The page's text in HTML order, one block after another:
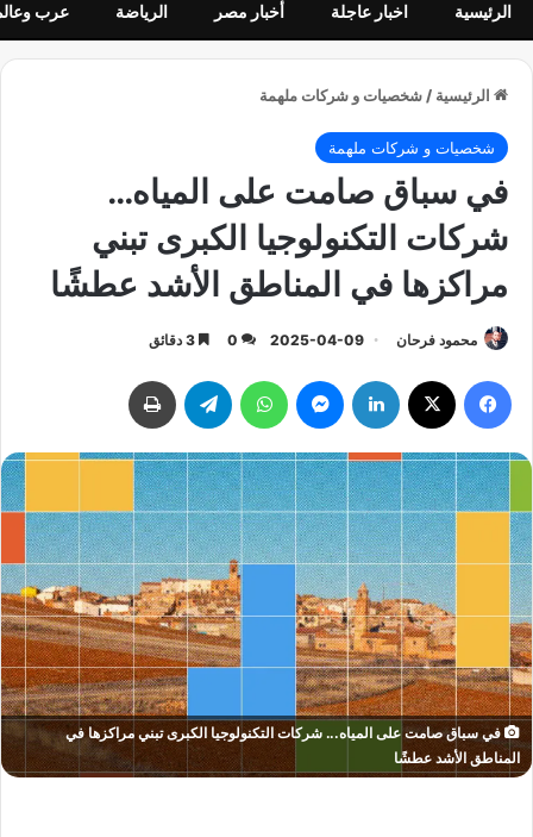
الرئيسية اخبار عاجلة أخبار مصر الرياضة عرب
الرئيسية / شخصيات و شركات ملهمة
شخصيات و شركات ملهمة
في سباق صامت على المياه…
شركات التكنولوجيا الكبرى تبني
مراكزها في المناطق الأشد عطشًا
محمود فرحان 2025-04-09
0
في سباق صامت على المياه... شركات التكنولوجيا الكبرى تبني مراكزها في
المناطق الأشد عطشًا